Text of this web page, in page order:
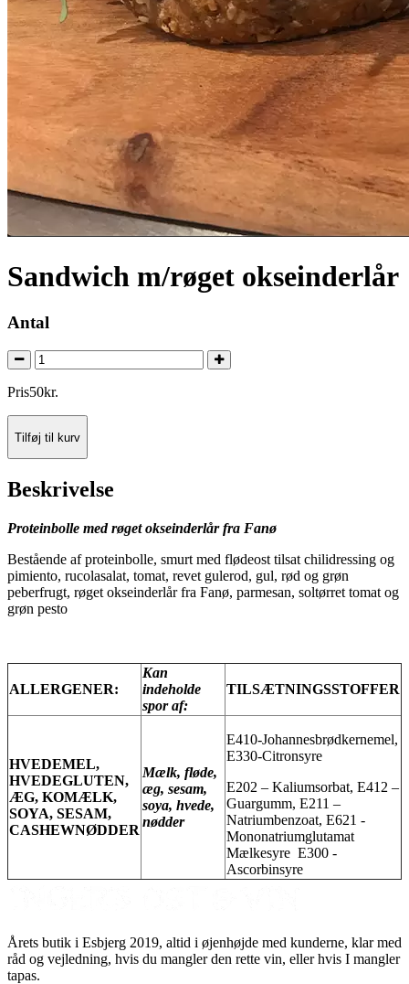
Sandwich m/røget okseinderlår
Antal
Pris50kr.
Tilføj til kurv
Beskrivelse
Proteinbolle med røget okseinderlår fra Fanø
Bestående af proteinbolle, smurt med flødeost tilsat chilidressing og
pimiento, rucolasalat, tomat, revet gulerod, gul, rød og grøn
peberfrugt, røget okseinderlår fra Fanø, parmesan, soltørret tomat og
grøn pesto
ALLERGENER:
Kan
indeholde
spor af:
TILSÆTNINGSSTOFFER
HVEDEMEL,
HVEDEGLUTEN,
ÆG, KOMÆLK,
SOYA, SESAM,
CASHEWNØDDER
Mælk, fløde,
æg, sesam,
soya, hvede,
nødder
E410-Johannesbrødkernemel,
E330-Citronsyre
E202 – Kaliumsorbat, E412 –
Guargumm, E211 –
Natriumbenzoat, E621 -
Mononatriumglutamat
Mælkesyre E300 -
Ascorbinsyre
Årets butik i Esbjerg 2019, altid i øjenhøjde med kunderne, klar med
råd og vejledning, hvis du mangler den rette vin, eller hvis I mangler
tapas.